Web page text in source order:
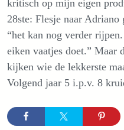
kritisch op mijn eigen
28ste: Flesje naar
“het kan nog verder
eiken vaatjes doet.” Maar
kijken wie de lekkerste
Volgend jaar 5 i.p.v. 8